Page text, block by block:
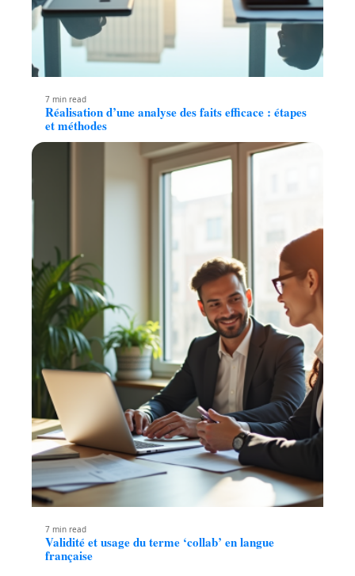
7 min read
Réalisation d’une analyse des faits efficace : étapes
et méthodes
7 min read
Validité et usage du terme ‘collab’ en langue
française